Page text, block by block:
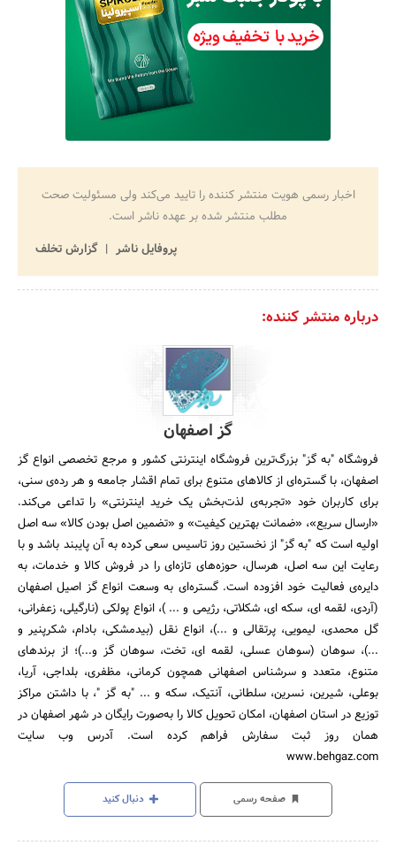
اخبار رسمی هویت منتشر کننده را تایید می‌کند ولی مسئولیت صحت
مطلب منتشر شده بر عهده ناشر است.
پروفایل ناشر
گزارش تخلف
درباره منتشر کننده:
گز اصفهان
فروشگاه "به گز" بزرگ‌ترین فروشگاه اینترنتی کشور و مرجع تخصصی انواع گز
اصفهان، با گستره‌ای از کالاهای متنوع برای تمام اقشار جامعه و هر رده‌ی سنی،
برای کاربران خود «تجربه‌ی لذت‌بخش یک خرید اینترنتی» را تداعی می‌کند.
«ارسال سریع»، «ضمانت بهترین کیفیت» و «تضمین اصل بودن کالا» سه اصل
اولیه است که "به گز" از نخستین روز تاسیس سعی کرده به آن پایبند باشد و با
رعایت این سه اصل، هرسال، حوزه‌های تازه‌ای را در فروش کالا و خدمات، به
دایره‌ی فعالیت خود افزوده است. گستره‌ای به وسعت انواع گز اصیل اصفهان
(آردی، لقمه ای، سکه ای، شکلاتی، رژیمی و ... )، انواع پولکی (نارگیلی، زعفرانی،
گل محمدی، لیمویی، پرتقالی و ...)، انواع نقل (بیدمشکی، بادام، شکرپنیر و
...)، سوهان (سوهان عسلی، لقمه ای، تخت، سوهان گز و...)؛ از برندهای
متنوع، متعدد و سرشناس اصفهانی همچون کرمانی، مظفری، بلداجی، آریا،
بوعلی، شیرین، نسرین، سلطانی، آنتیک، سکه و ... "به گز "، با داشتن مراکز
توزیع در استان اصفهان، امکان تحویل کالا را به‌صورت رایگان در شهر اصفهان در
همان روز ثبت سفارش فراهم کرده است. آدرس وب سایت
www.behgaz.com
صفحه رسمی دنبال کنید